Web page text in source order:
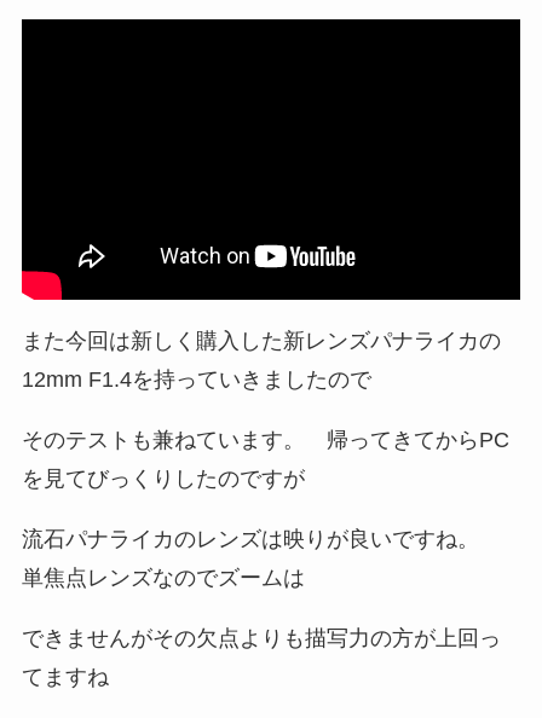
また今回は新しく購入した新レンズパナライカの
12mm F1.4を持っていきましたので
そのテストも兼ねています。 帰ってきてからPC
を見てびっくりしたのですが
流石パナライカのレンズは映りが良いですね。
単焦点レンズなのでズームは
できませんがその欠点よりも描写力の方が上回っ
てますね